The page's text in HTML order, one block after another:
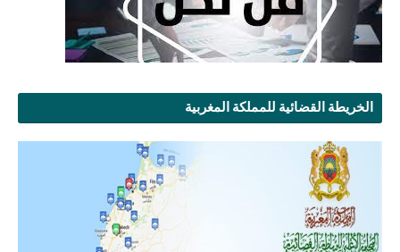
الخريطة القضائية للمملكة المغربية